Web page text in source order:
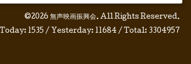
©2026 無声映画振興会. All Rights Reserved.
Today: 1535 / Yesterday: 11684 / Total: 3304957